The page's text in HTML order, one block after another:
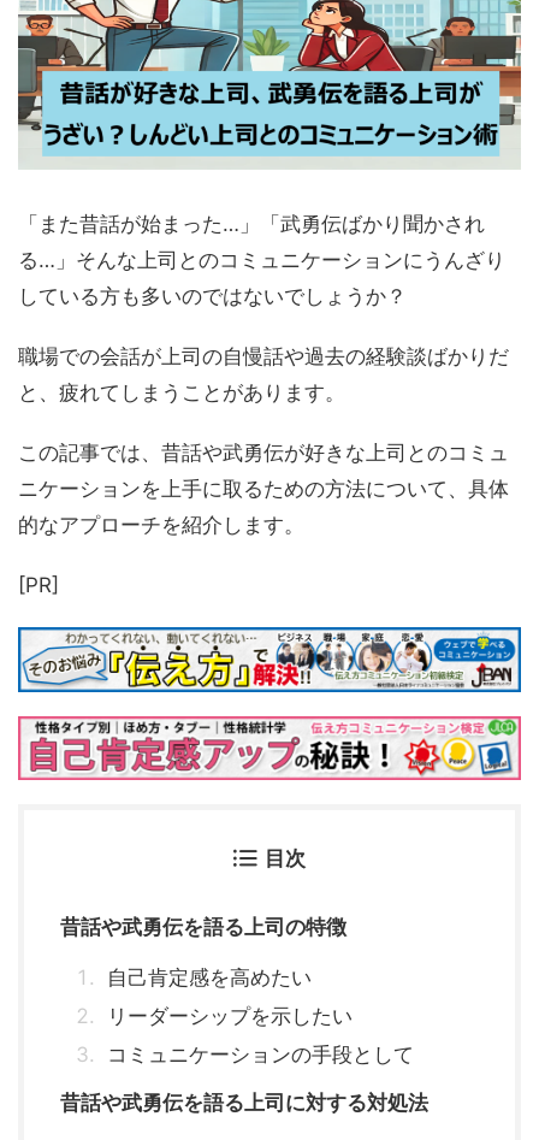
「また昔話が始まった…」「武勇伝ばかり聞かされ
る…」そんな上司とのコミュニケーションにうんざり
している方も多いのではないでしょうか？
職場での会話が上司の自慢話や過去の経験談ばかりだ
と、疲れてしまうことがあります。
この記事では、昔話や武勇伝が好きな上司とのコミュ
ニケーションを上手に取るための方法について、具体
的なアプローチを紹介します。
[PR]
目次
昔話や武勇伝を語る上司の特徴
自己肯定感を高めたい
リーダーシップを示したい
コミュニケーションの手段として
昔話や武勇伝を語る上司に対する対処法